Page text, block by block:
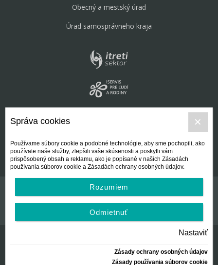
Obecný a mestský úrad
Úrad samosprávneho kraja
Kontakt
Všeobecné podmienky
© Centrálna nezisková spoločnosť | since 2012
Správa cookies
Používame súbory cookie a podobné technológie, aby sme pochopili, ako
používate naše služby, zlepšili vaše skúsenosti a poskytli vám
prispôsobený obsah a reklamu, ako je popísané v našich Zásadách
používania súborov cookie a Zásadách ochrany osobných údajov.
Rozumiem
Odmietnuť
Nastaviť
Zásady ochrany osobných údajov
Zásady používania súborov cookie